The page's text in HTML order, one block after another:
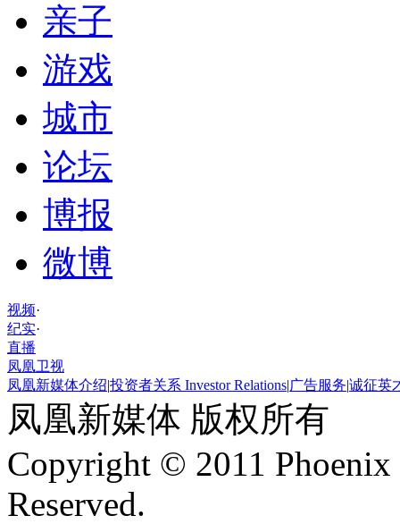
亲子
游戏
城市
论坛
博报
微博
视频·
纪实·
直播
凤凰卫视
凤凰新媒体介绍|投资者关系 Investor Relations|广告服务|诚征英
凤凰新媒体 版权所有
Copyright © 2011
Reserved.